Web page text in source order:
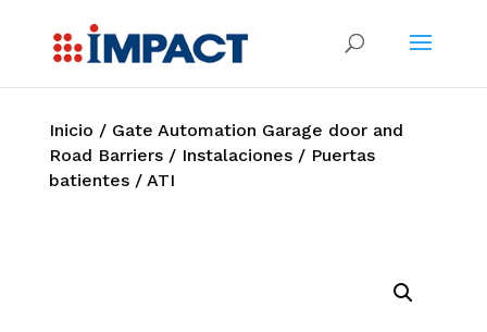
Inicio / Gate Automation Garage door and
Road Barriers/ Instalaciones/ Puertas
batientes/ ATI